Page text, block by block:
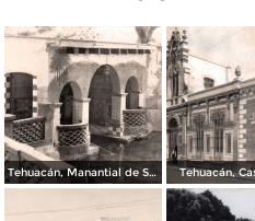
Tehuacán, Manantial de San Lorenzo Tehuacán,